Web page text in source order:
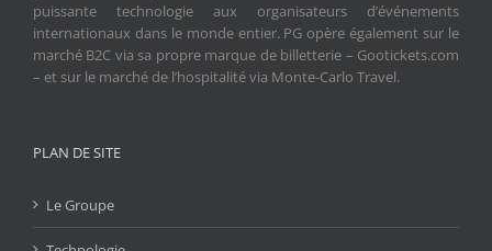
puissante technologie aux organisateurs d’événements
internationaux dans le monde entier. PG opère également sur le
marché B2C via sa propre marque de billetterie – Gootickets.com
– et sur le marché de l’hospitalité via Monte-Carlo Travel.
PLAN DE SITE
Le Groupe